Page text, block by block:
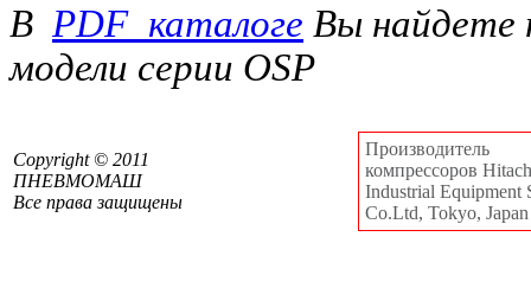
В PDF_каталоге Вы найдете
модели серии OSP
Сopyright © 2011
ПНЕВМОМАШ
Все права защищены
Производитель
компрессоров
Industrial Equipment
Co.Ltd, Tokyo, Japan